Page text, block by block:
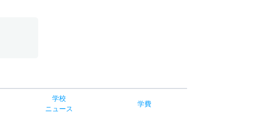
学校
ニュース
学費